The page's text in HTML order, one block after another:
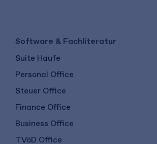
Software & Fachliteratur
Suite Haufe
Personal Office
Steuer Office
Finance Office
Business Office
TVöD Office